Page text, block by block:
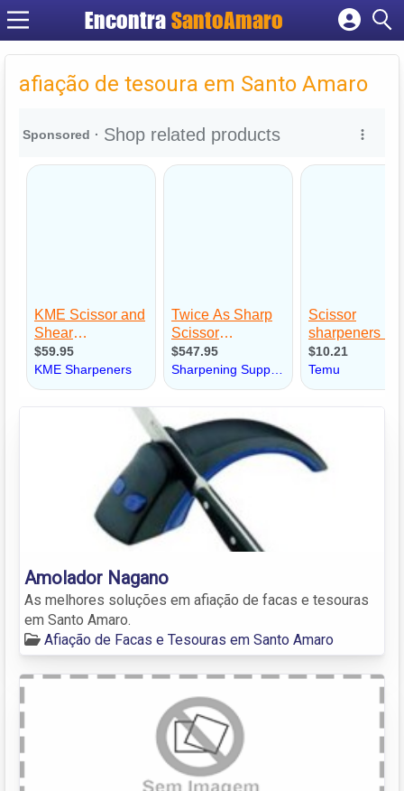
Encontra SantoAmaro
Cadastrar empresa
Criar conta
afiação de tesoura em Santo Amaro
Amolador Nagano
As melhores soluções em afiação de facas e tesouras
em Santo Amaro.
Afiação de Facas e Tesouras em Santo Amaro